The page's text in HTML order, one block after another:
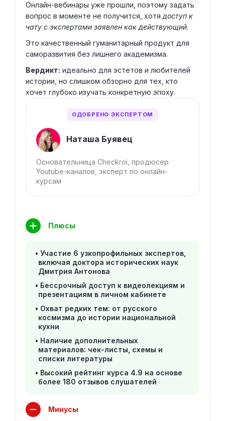
Онлайн-вебинары уже прошли, поэтому задать
вопрос в моменте не получится, хотя доступ к
чату с экспертами заявлен как действующий.
Это качественный гуманитарный продукт для
саморазвития без лишнего академизма.
Вердикт: идеально для эстетов и любителей
истории, но слишком обзорно для тех, кто
хочет глубоко изучать конкретную эпоху.
ОДОБРЕНО ЭКСПЕРТОМ
Наташа Буявец
Основательница Checkroi, продюсер
Youtube-каналов, эксперт по онлайн-
курсам
Плюсы
Участие 6 узкопрофильных экспертов,
включая доктора исторических наук
Дмитрия Антонова
Бессрочный доступ к видеолекциям и
презентациям в личном кабинете
Охват редких тем: от русского
космизма до истории национальной
кухни
Наличие дополнительных
материалов: чек-листы, схемы и
списки литературы
Высокий рейтинг курса 4.9 на основе
более 180 отзывов слушателей
Минусы